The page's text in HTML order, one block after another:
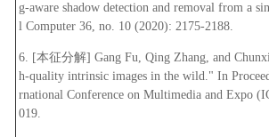
g-aware shadow detection and removal from a
l Computer 36, no. 10 (2020): 2175-2188.
6. [本征分解] Gang Fu, Qing Zhang, and
h-quality intrinsic images in the wild." In
rnational Conference on Multimedia and Expo
019.